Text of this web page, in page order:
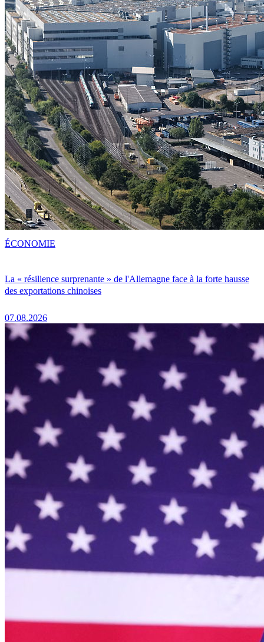
La « résilience surprenante » de l'Allemagne face à la forte hausse
des exportations chinoises
07.08.2026
ÉCONOMIE